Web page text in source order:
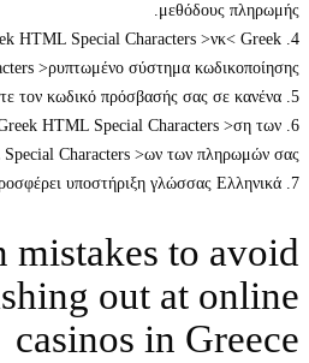
ένα ε < Greek HTML Special Characters
Characters >ρυπτωμένο σύστημα
την κίνη< Greek HTML Special Characters
HTML Special Characters >ων των
mistakes to
cashing out at
casinos in